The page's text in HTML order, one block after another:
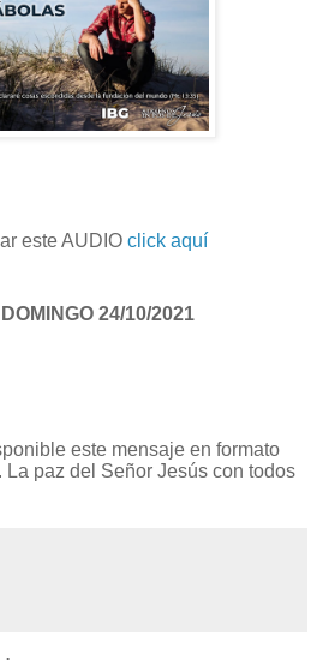
este AUDIO click aquí
24/10/2021
este mensaje en formato
paz del Señor Jesús con todos